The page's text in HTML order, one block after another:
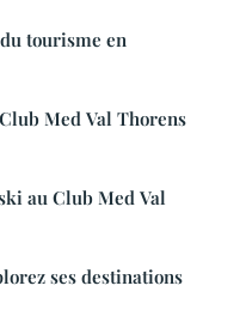
tourisme en
Med Val Thorens
au Club Med Val
ses destinations